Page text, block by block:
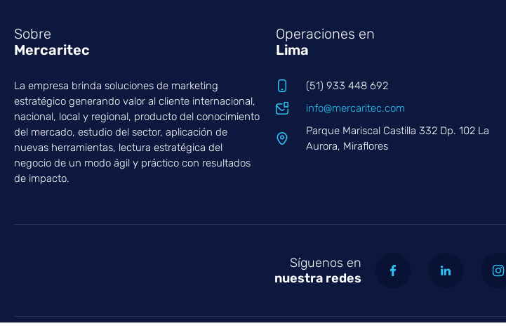
Sobre
Mercaritec
La empresa brinda soluciones de marketing
estratégico generando valor al cliente internacional,
nacional, local y regional, producto del conocimiento
del mercado, estudio del sector, aplicación de
nuevas herramientas, lectura estratégica del
negocio de un modo ágil y práctico con resultados
de impacto.
Operaciones en
Lima
(51) 933 448 692
info@mercaritec.com
Parque Mariscal Castilla 332 Dp. 102 La
Aurora, Miraflores
Síguenos en
nuestra redes